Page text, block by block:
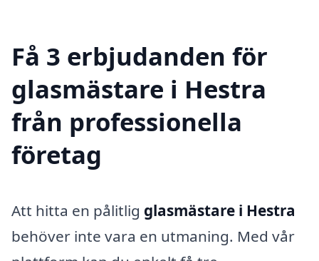
Få 3 erbjudanden för
glasmästare i Hestra
från professionella
företag
Att hitta en pålitlig glasmästare i Hestra
behöver inte vara en utmaning. Med vår